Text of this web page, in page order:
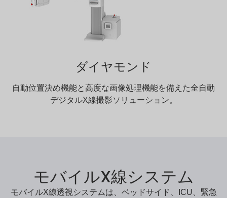
ダイヤモンド
自動位置決め機能と高度な画像処理機能を備えた全自動
デジタルX線撮影ソリューション。
モバイルX線システム
モバイルX線透視システムは、ベッドサイド、ICU、緊急